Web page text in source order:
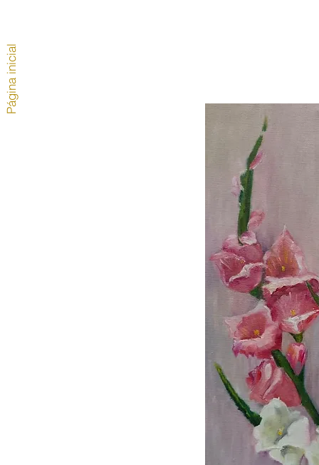
Página inicial